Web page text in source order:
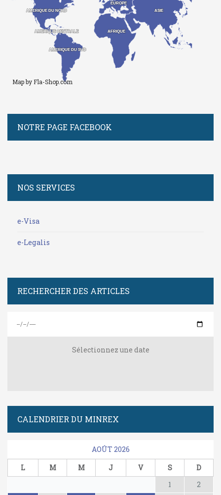
AFRIQUE
AFRIQUE
ASIE
ASIE
AMERIQUE CENTRALE
AMERIQUE CENTRALE
EUROPE
EUROPE
AMERIQUE DU NORD
AMERIQUE DU NORD
AMERIQUE DU SUD
AMERIQUE DU SUD
Map by Fla-Shop.com
NOTRE PAGE FACEBOOK
NOS SERVICES
e-Visa
e-Legalis
RECHERCHER DES ARTICLES
Sélectionnez une date
CALENDRIER DU MINREX
AOÛT 2026
L
M M J V S
D
1
2